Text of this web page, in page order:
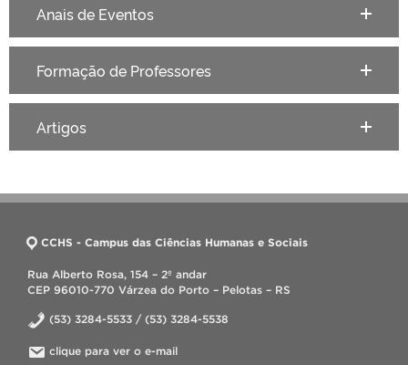
Anais de Eventos
Formação de Professores
Artigos
CCHS - Campus das Ciências Humanas e Sociais
Rua Alberto Rosa, 154 – 2º andar
CEP 96010-770 Várzea do Porto – Pelotas – RS
(53) 3284-5533 / (53) 3284-5538
clique para ver o e-mail